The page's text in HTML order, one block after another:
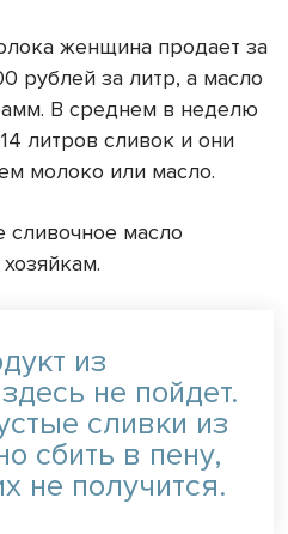
женщина продает за
рублей за литр, а масло
В среднем в неделю
литров сливок и они
молоко или масло.
масло
из
не пойдет.
сливки из
сбить в пену,
не получится.